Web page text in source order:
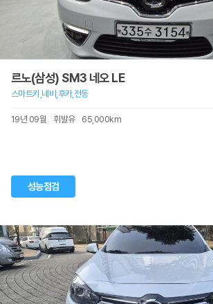
르노(삼성) SM3 네오 LE
스마트키,네비,후카,전동
19년 09월 휘발유 65,000km
성능점검